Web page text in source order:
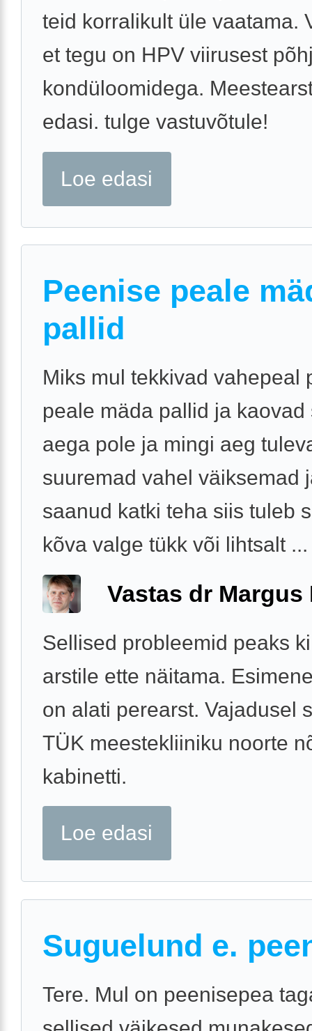
teid korralikult üle vaatama.
et tegu on HPV viirusest
kondüloomidega.
edasi. tulge vastuvõtule!
Loe edasi
Peenise peale
pallid
Miks mul tekkivad vahepeal
peale mäda pallid ja kaovad
aega pole ja mingi aeg
suuremad vahel väiksemad
saanud katki teha siis tuleb
kõva valge tükk või lihtsalt ...
Vastas dr Margus
Sellised probleemid peaks
arstile ette näitama.
on alati perearst. Vajadusel
TÜK meestekliiniku noorte
kabinetti.
Loe edasi
Suguelund e.
Tere. Mul on peenisepea